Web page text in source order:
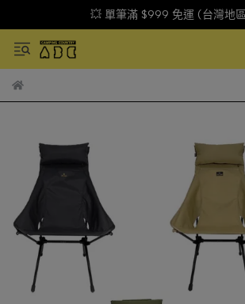
💥 單筆滿 $999 免運 (台灣地